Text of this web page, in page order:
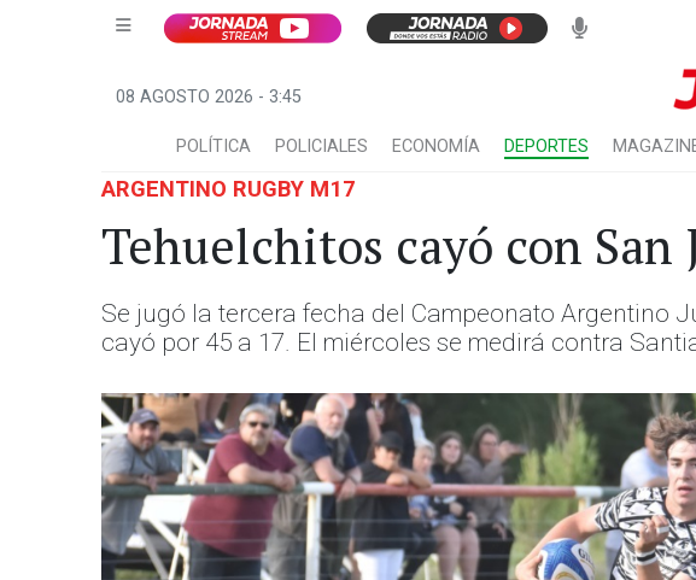
08 AGOSTO 2026 - 3:45
POLÍTICA POLICIALES ECONOMÍA DEPORTES
ARGENTINO RUGBY M17
Tehuelchitos cayó con San
Se jugó la tercera fecha del Campeonato Argentino
cayó por 45 a 17. El miércoles se medirá contra